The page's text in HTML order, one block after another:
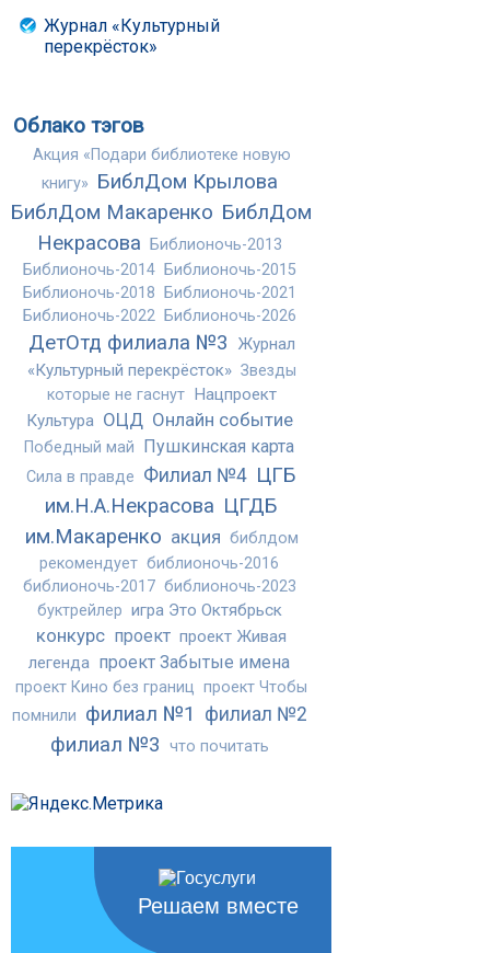
Журнал «Культурный
перекрёсток»
Облако тэгов
Акция «Подари библиотеке новую
книгу» БиблДом Крылова
БиблДом Макаренко БиблДом
Некрасова
Библионочь-2013
Библионочь-2014
Библионочь-2015
Библионочь-2018
Библионочь-2021
Библионочь-2022
Библионочь-2026
ДетОтд филиала №3
Журнал
«Культурный перекрёсток» Звезды
которые не гаснут Нацпроект
Культура ОЦД Онлайн событие
Победный май Пушкинская карта
Сила в правде Филиал №4 ЦГБ
им.Н.А.Некрасова ЦГДБ
им.Макаренко акция библдом
рекомендует библионочь-2016
библионочь-2017 библионочь-2023
буктрейлер игра Это Октябрьск
конкурс проект проект Живая
легенда проект Забытые имена
проект Кино без границ проект Чтобы
помнили филиал №1 филиал №2
филиал №3 что почитать
Решаем вместе